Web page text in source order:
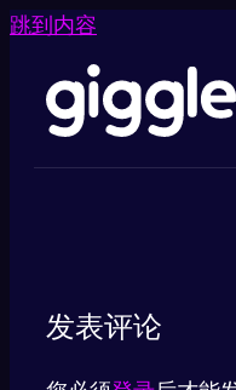
跳到内容
发表评论